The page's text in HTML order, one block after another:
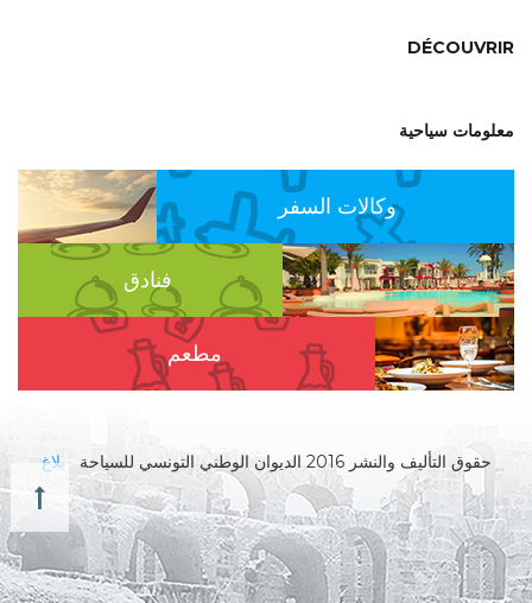
DÉCOUVRIR
معلومات سياحية
وكالات السفر
فنادق
مطعم
حقوق التأليف والنشر 2016 الديوان الوطني التونسي للسياحة بلاغ